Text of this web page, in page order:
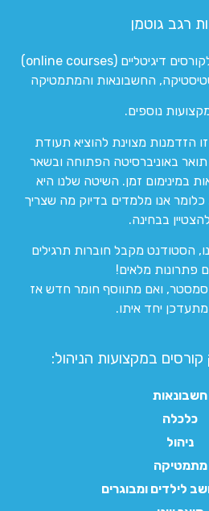
רגב גוטמן
המרכז המוביל והמקצועי לקורסים דיגיטליים (online courses)
החשבונאות והמתמטיקה
נוספים.
הזדמנות מצוינת להוציא תעודת
באוניברסיטה הפתוחה ובשאר
במינימום זמן. השיטה שלנו היא
אנו מלמדים בדיוק מה שצריך
בבחינה.
הסטודנט מקבל חוברות תרגילים
פתרונות מלאים!
ואם מתווסף חומר חדש אז
יחד איתו.
במקצועות הניהול:
חשבונאות
כלכלה
ניהול
מתמטיקה
לילדים ומבוגרים